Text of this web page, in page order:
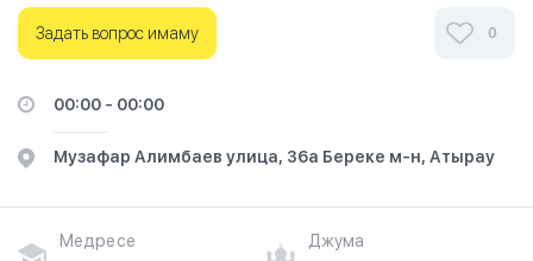
Ваше духовное путешествие начинается здесь.
Задать вопрос имаму 0
00:00 - 00:00
​Музафар Алимбаев улица, 36а​ Береке м-н, Атырау
Медресе
Джума